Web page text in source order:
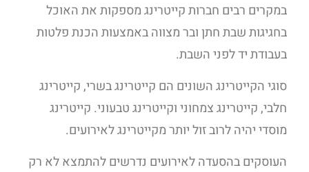
במקרים רבים חברות קייטרינג מספקות את האוכל
בחגיגות שבת חתן ובר מצווה באמצעות הכנת פלטות
בעבודת יד לפני השבת.
סוגי הקייטרינג השונים הם קייטרינג בשרי, קייטרינג
חלבי, קייטרינג צמחוני וקייטרינג טבעוני. קייטרינג
מוסדי יהיה לרוב זול יותר מקייטרינג לאירועים.
העוסקים בהסעדה לאירועים נדרשים להתמצא לא רק